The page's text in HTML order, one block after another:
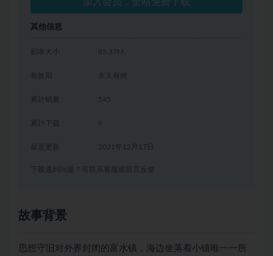
其他信息
剧本大小 85.37M
有效期 永久有效
累计销量 145
累计下载 9
2021年12月17日
下载遇到问题？可联系客服或留言反馈
故事背景
思想守旧对外界封闭的富水镇，海边坐落着小镇唯一一所